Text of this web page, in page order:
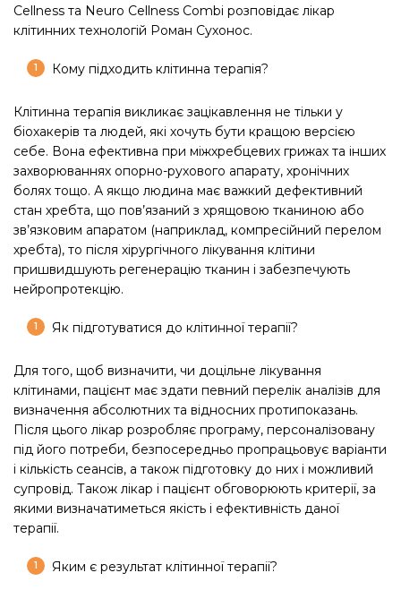
Cellness та Neuro Cellness Combi розповідає лікар
клітинних технологій Роман Сухонос.
Кому підходить клітинна терапія?
Клітинна терапія викликає зацікавлення не тільки у
біохакерів та людей, які хочуть бути кращою версією
себе. Вона ефективна при міжхребцевих грижах та інших
захворюваннях опорно-рухового апарату, хронічних
болях тощо. А якщо людина має важкий дефективний
стан хребта, що пов’язаний з хрящовою тканиною або
зв’язковим апаратом (наприклад, компресійний перелом
хребта), то після хірургічного лікування клітини
пришвидшують регенерацію тканин і забезпечують
нейропротекцію.
Як підготуватися до клітинної терапії?
Для того, щоб визначити, чи доцільне лікування
клітинами, пацієнт має здати певний перелік аналізів для
визначення абсолютних та відносних протипоказань.
Після цього лікар розробляє програму, персоналізовану
під його потреби, безпосередньо пропрацьовує варіанти
і кількість сеансів, а також підготовку до них і можливий
супровід. Також лікар і пацієнт обговорюють критерії, за
якими визначатиметься якість і ефективність даної
терапії.
Яким є результат клітинної терапії?